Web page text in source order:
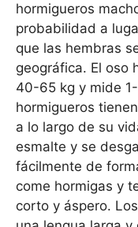
hormigueros
probabilidad a
que las hembras
geográfica. El oso
40-65 kg y mide
hormigueros
a lo largo de su
esmalte y se
fácilmente de
come hormigas y
corto y áspero.